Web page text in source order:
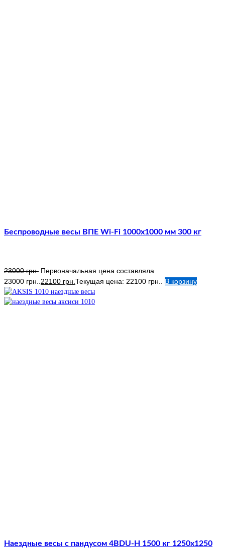
Беспроводные весы ВПЕ Wi-Fi 1000х1000 мм 300 кг
23000грн. Первоначальная цена составляла
23000 грн.. 22100 грн. Текущая цена: 22100 грн.. В корзину
Наездные весы с пандусом 4BDU-Н 1500 кг 1250х1250